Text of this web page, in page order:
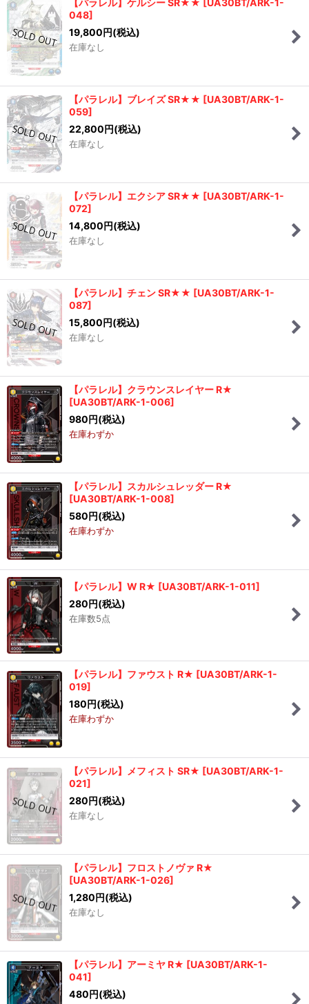
048]
19,800円(税込)
在庫なし
【パラレル】ブレイズ SR★★ [UA30BT/ARK-1-
059]
22,800円(税込)
在庫なし
【パラレル】エクシア SR★★ [UA30BT/ARK-1-
072]
14,800円(税込)
在庫なし
【パラレル】チェン SR★★ [UA30BT/ARK-1-
087]
15,800円(税込)
在庫なし
【パラレル】クラウンスレイヤー R★
[UA30BT/ARK-1-006]
980円(税込)
在庫わずか
【パラレル】スカルシュレッダー R★
[UA30BT/ARK-1-008]
580円(税込)
在庫わずか
【パラレル】W R★ [UA30BT/ARK-1-011]
280円(税込)
在庫数5点
【パラレル】ファウスト R★ [UA30BT/ARK-1-
019]
180円(税込)
在庫わずか
【パラレル】メフィスト SR★ [UA30BT/ARK-1-
021]
280円(税込)
在庫なし
【パラレル】フロストノヴァ R★
[UA30BT/ARK-1-026]
1,280円(税込)
在庫なし
【パラレル】アーミヤ R★ [UA30BT/ARK-1-
041]
480円(税込)